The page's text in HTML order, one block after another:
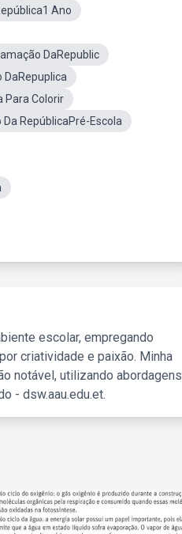
Ano
DaRepublic
DaRepuplica
Para Colorir
RepúblicaPré-Escola
escolar, empregando
criatividade e paixão. Minha
notável, utilizando abordagens
- dsw.aau.edu.et.